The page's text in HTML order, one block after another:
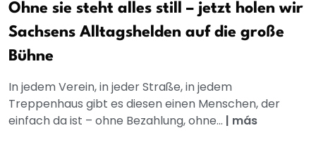
Ohne sie steht alles still – jetzt holen wir
Sachsens Alltagshelden auf die große
Bühne
In jedem Verein, in jeder Straße, in jedem
Treppenhaus gibt es diesen einen Menschen, der
einfach da ist – ohne Bezahlung, ohne... | más